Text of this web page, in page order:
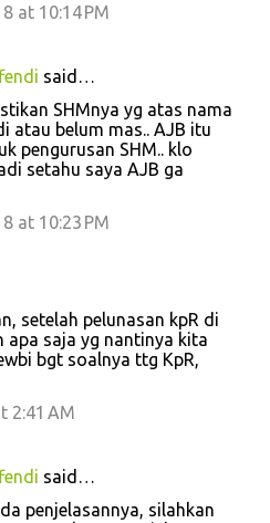
at 10:14 PM
said…
SHMnya yg atas nama
atau belum mas.. AJB itu
pengurusan SHM.. klo
setahu saya AJB ga
at 10:23 PM
setelah pelunasan kpR di
apa saja yg nantinya kita
bgt soalnya ttg KpR,
2:41 AM
said…
penjelasannya, silahkan